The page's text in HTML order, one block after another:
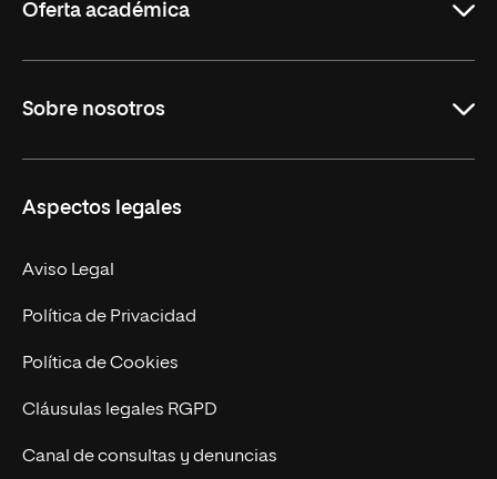
Oferta académica
Másteres Oficiales
Doctorados
Experto Universitario
Postgrados
Cursos Universitarios
Sobre nosotros
Facultades
Nuestro Equipo
Trabaja en UNIR
Actualidad
UNIR Revista
Eventos
Aspectos legales
Aviso Legal
Política de Privacidad
Política de Cookies
Cláusulas legales RGPD
Canal de consultas y denuncias